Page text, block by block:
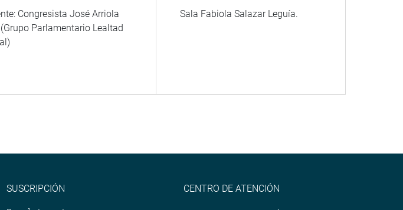
Congresista José Arriola
Parlamentario Lealtad
Sala Fabiola Salazar Leguía.
SUSCRIPCIÓN CENTRO DE ATENCIÓN